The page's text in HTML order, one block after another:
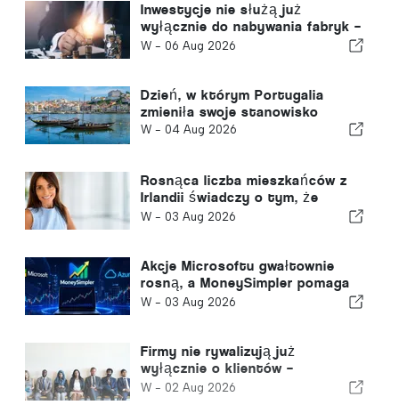
Inwestycje nie służą już
wyłącznie do nabywania fabryk –
służą do pozyskiwania wiedzy
W - 06 Aug 2026
Dzień, w którym Portugalia
zmieniła swoje stanowisko
W - 04 Aug 2026
Rosnąca liczba mieszkańców z
Irlandii świadczy o tym, że
Algarve staje się miejscem
W - 03 Aug 2026
Akcje Microsoftu gwałtownie
rosną, a MoneySimpler pomaga
inwestorom budować dochód
opartemu na sztucznej
inteligencji
W - 03 Aug 2026
Firmy nie rywalizują już
wyłącznie o klientów –
rywalizują o talenty
W - 02 Aug 2026